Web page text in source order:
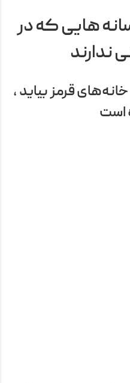
هایی که در
ندارند
قرمز بیاید ،
است